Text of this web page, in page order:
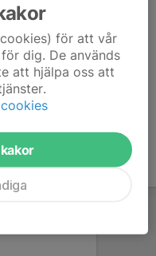
stretch.
för att vår
dig. De används
att hjälpa oss att